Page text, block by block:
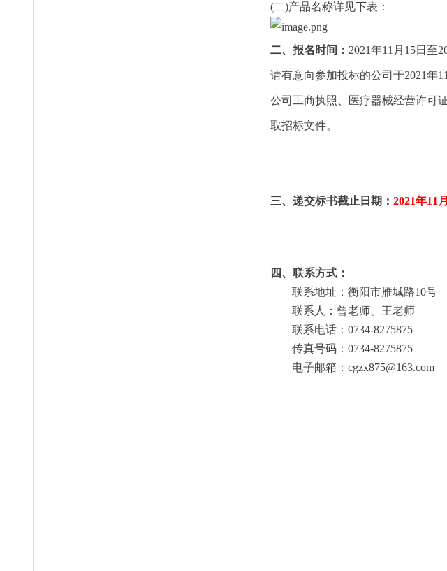
(二)产品名称详见下表：
二、报名时间： 2021年11 月 15日至
请有意向参加投标的公司于2021年11
公司工商执照、医疗器械经营许可
取招标文件。
三、递交标书截止日期： 2021年11 月
四、联系方式：
联系地址：衡阳市雁城路10号
联系人：曾老师、王老师
联系电话： 0734-8275875
传真号码： 0734-8275875
电子邮箱： cgzx875@163.com